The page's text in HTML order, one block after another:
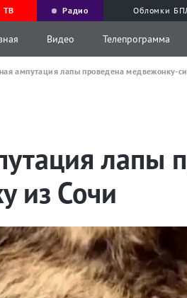
ТВ Радио Обломки
Видео Телепрограмма
ампутация лапы проведена медвежонку-
лапы
из Сочи